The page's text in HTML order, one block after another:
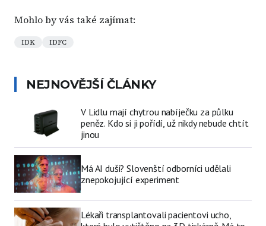
Mohlo by vás také zajímat:
IDK IDFC
NEJNOVĚJŠÍ ČLÁNKY
V Lidlu mají chytrou nabíječku za půlku
peněz. Kdo si ji pořídí, už nikdy nebude chtít
jinou
Má AI duši? Slovenští odborníci udělali
znepokojující experiment
Lékaři transplantovali pacientovi ucho,